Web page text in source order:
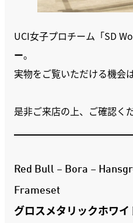
UCI女子プロチーム「SD
ー。
実物をご覧いただける機会
是非ご来店の上、ご確認く
Red Bull – Bora –
Frameset
グロスメタリックホワ